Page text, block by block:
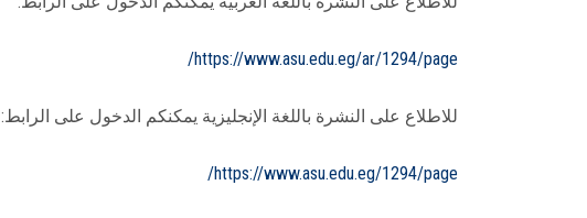
https://www.asu.edu.eg/ar/1294/page/
للاطلاع على النشرة باللغة الإنجليزية يمكنكم الدخول على الرابط:
https://www.asu.edu.eg/1294/page/